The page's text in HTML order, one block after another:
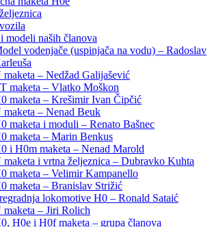
modeli naših članova
vodenjače (uspinjača na vodu) – Radoslav
maketa – Nedžad Galijašević
maketa – Vlatko Moškon
maketa – Krešimir Ivan Čipčić
maketa – Nenad Beuk
maketa i moduli – Renato Bašnec
maketa – Marin Benkus
i H0m maketa – Nenad Marold
maketa i vrtna željeznica – Dubravko Kuhta
maketa – Velimir Kampanello
maketa – Branislav Strižić
lokomotive H0 – Ronald Sataić
maketa – Jiri Rolich
H0e i H0f maketa – grupa članova